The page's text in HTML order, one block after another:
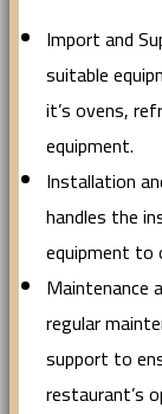
Import and
suitable
it’s ovens,
equipment.
Installation
handles the
equipment to
Maintenance
regular
support to
restaurant’s